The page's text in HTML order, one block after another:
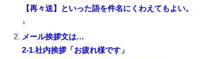
【再々送】といった語を件名にくわえてもよい。
↓
メール挨拶文は…
2-1.社内挨拶「お疲れ様です」